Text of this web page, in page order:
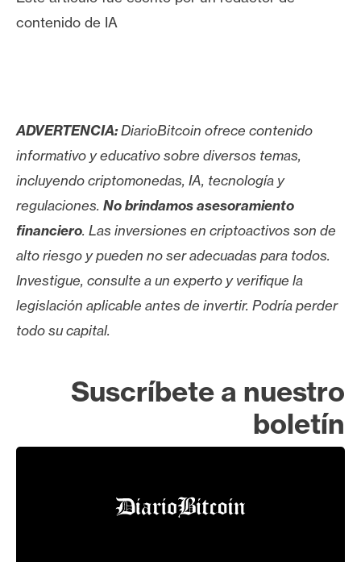
contenido de IA
ADVERTENCIA:DiarioBitcoin ofrece contenido
informativo y educativo sobre diversos temas,
incluyendo criptomonedas, IA, tecnología y
regulaciones. No brindamos asesoramiento
financiero. Las inversiones en criptoactivos son de
alto riesgo y pueden no ser adecuadas para todos.
Investigue, consulte a un experto y verifique la
legislación aplicable antes de invertir. Podría perder
todo su capital.
Suscríbete a nuestro
boletín